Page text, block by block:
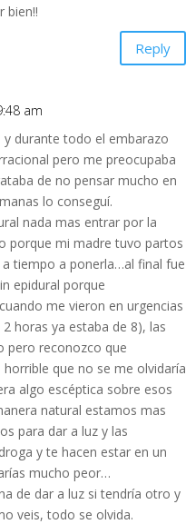
bien!!
Reply
am
durante todo el embarazo
pero me preocupaba
de no pensar mucho en
lo conseguí.
nada mas entrar por la
porque mi madre tuvo partos
tiempo a ponerla…al final fue
epidural porque
me vieron en urgencias
horas ya estaba de 8), las
pero reconozco que
que no se me olvidaría
algo escéptica sobre esos
natural estamos mas
para dar a luz y las
y te hacen estar en un
mucho peor…
de dar a luz si tendría otro y
veis, todo se olvida.